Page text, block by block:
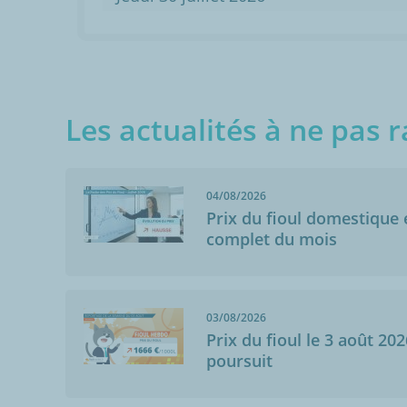
Les actualités à ne pas
04/08/2026
Prix du fioul domestique
complet du mois
03/08/2026
Prix du fioul le 3 août
poursuit
06/12/2020
parfait. dans